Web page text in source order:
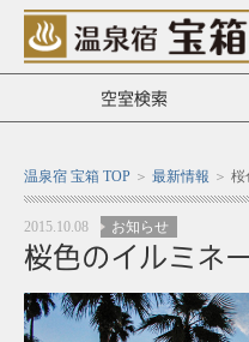
空室検索
温泉宿 宝箱 TOP 最新情報 桜
2015.10.08 お知らせ
桜色のイルミネ